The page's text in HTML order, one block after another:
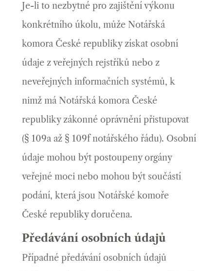
Je-li to nezbytné pro zajištění výkonu
konkrétního úkolu, může Notářská
komora České republiky získat osobní
údaje z veřejných rejstříků nebo z
neveřejných informačních systémů, k
nimž má Notářská komora České
republiky zákonné oprávnění přistupovat
(§ 109a až § 109f notářského řádu). Osobní
údaje mohou být postoupeny orgány
veřejné moci nebo mohou být součástí
podání, která jsou Notářské komoře
České republiky doručena.
Předávání osobních údajů
Případné předávání osobních údajů